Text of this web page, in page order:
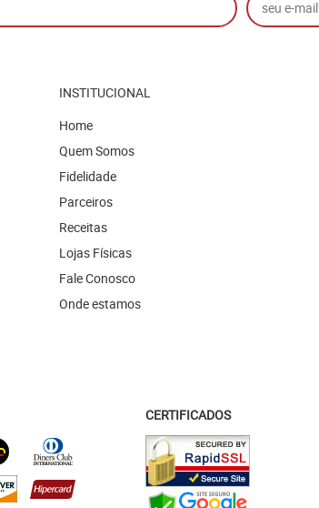
INSTITUCIONAL
Home
Quem Somos
Fidelidade
Parceiros
Receitas
Lojas Físicas
Fale Conosco
Onde estamos
CERTIFICADOS